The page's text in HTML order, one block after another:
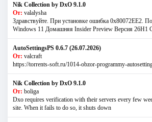
Nik Collection by DxO 9.1.0
От: valalysha
Здравствуйте. При установке ошибка 0х80072EE2.
Windows 11 Домашняя Insider Preview Версия 26H1
AutoSettingsPS 0.6.7 (26.07.2026)
От: valcraft
https://torrents-soft.ru/1014-obzor-programmy-
Nik Collection by DxO 9.1.0
От: boliga
Dxo requires verification with their servers every few
site. When it fails to do so, it shuts down